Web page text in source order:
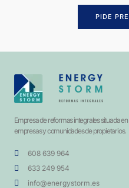
PIDE
Empresa de reformas integrales situada
empresas y comunidades de propietarios.
608 639 964
633 249 954
info@energystorm.es